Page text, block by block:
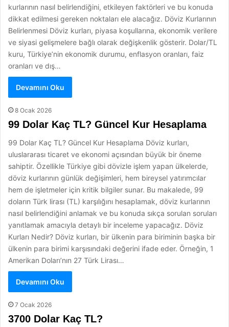
kurlarının nasıl belirlendiğini, etkileyen faktörleri ve bu konuda
dikkat edilmesi gereken noktaları ele alacağız. Döviz Kurlarının
Belirlenmesi Döviz kurları, piyasa koşullarına, ekonomik verilere
ve siyasi gelişmelere bağlı olarak değişkenlik gösterir. Dolar/TL
kuru, Türkiye’nin ekonomik durumu, enflasyon oranları, faiz
oranları ve dış…
Devamını Oku
8 Ocak 2026
99 Dolar Kaç TL? Güncel Kur Hesaplama
99 Dolar Kaç TL? Güncel Kur Hesaplama Döviz kurları,
uluslararası ticaret ve ekonomi açısından büyük bir öneme
sahiptir. Özellikle Türkiye gibi dövizle işlem yapan ülkelerde,
döviz kurlarının günlük değişimleri, hem bireysel yatırımcılar
hem de işletmeler için kritik bilgiler sunar. Bu makalede, 99
doların Türk lirası (TL) karşılığını hesaplamak, döviz kurlarının
nasıl belirlendiğini anlamak ve bu konuda sıkça sorulan soruları
yanıtlamak amacıyla detaylı bir inceleme yapacağız. Döviz
Kurları Nedir? Döviz kurları, bir ülkenin para biriminin başka bir
ülkenin para birimi karşısındaki değerini ifade eder. Örneğin, 1
Amerikan Doları’nın 27 Türk Lirası…
Devamını Oku
7 Ocak 2026
3700 Dolar Kaç TL?